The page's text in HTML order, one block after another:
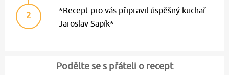
2
*Recept pro vás připravil úspěšný kuchař
Jaroslav Sapík*
Podělte se s přáteli o recept